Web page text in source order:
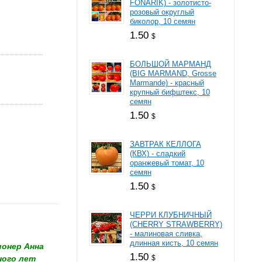
Aннa
лет
FONARIK) - золотисто-
розовый округлый
биколор, 10 семян
1.50 $
БОЛЬШОЙ МАРМАНД
(BIG MARMAND, Grosse
Marmande) - красный
крупный бифштекс, 10
семян
1.50 $
ЗАВТРАК КЕЛЛОГА
(КВХ) - сладкий
оранжевый томат, 10
семян
1.50 $
ЧЕРРИ КЛУБНИЧНЫЙ
(CHERRY STRAWBERRY)
- малиновая сливка,
длинная кисть, 10 семян
1.50 $